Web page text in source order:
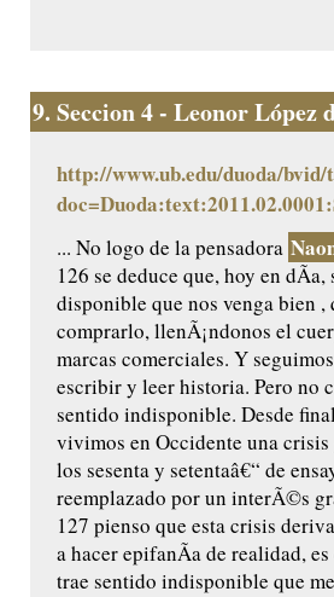
9. Seccion 4 - Leonor
http://www.ub.edu/duoda/bvid/
... No logo de la pensadora
126 se deduce que, hoy en
disponible que nos venga bien ,
comprarlo, llenÃ¡ndonos el
marcas comerciales. Y
escribir y leer historia. Pero no
sentido indisponible. Desde
vivimos en Occidente una
los sesenta y setentaâ€“ de
reemplazado por un interÃ©s
127 pienso que esta crisis
a hacer epifanÃ­a de realidad,
trae sentido indisponible que